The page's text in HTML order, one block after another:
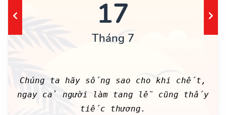
17
Tháng 7
Chúng ta hãy sống sao cho khi chết,
ngay cả người làm tang lễ cũng thấy
tiếc thương.